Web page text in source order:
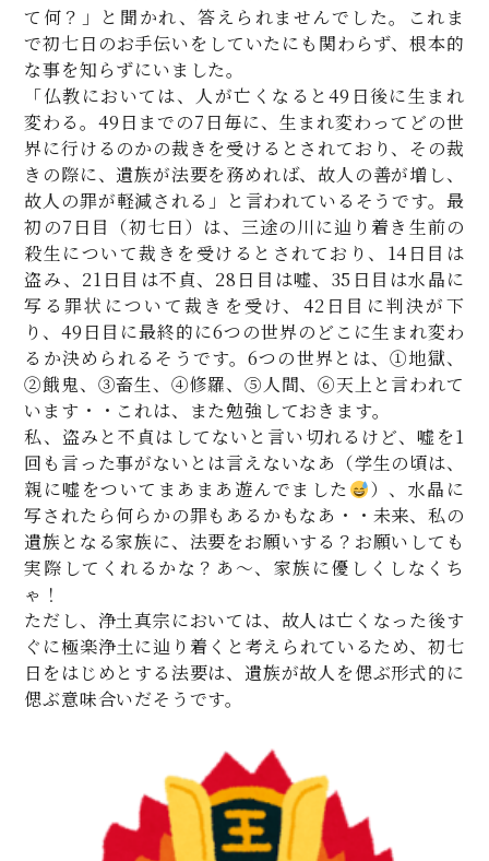
て何？」と聞かれ、答えられませんでした。これま
で初七日のお手伝いをしていたにも関わらず、根本的
な事を知らずにいました。
「仏教においては、人が亡くなると49日後に生まれ
変わる。49日までの7日毎に、生まれ変わってどの世
界に行けるのかの裁きを受けるとされており、その裁
きの際に、遺族が法要を務めれば、故人の善が増し、
故人の罪が軽減される」と言われているそうです。最
初の7日目（初七日）は、三途の川に辿り着き生前の
殺生について裁きを受けるとされており、14日目は
盗み、21日目は不貞、28日目は嘘、35日目は水晶に
写る罪状について裁きを受け、42日目に判決が下
り、49日目に最終的に6つの世界のどこに生まれ変わ
るか決められるそうです。6つの世界とは、①地獄、
②餓鬼、➂畜生、④修羅、⑤人間、⑥天上と言われて
います・・これは、また勉強しておきます。
私、盗みと不貞はしてないと言い切れるけど、嘘を1
回も言った事がないとは言えないなあ（学生の頃は、
親に嘘をついてまあまあ遊んでました
）、水晶に
写されたら何らかの罪もあるかもなあ・・未来、私の
遺族となる家族に、法要をお願いする？お願いしても
実際してくれるかな？あ～、家族に優しくしなくち
ゃ！
ただし、浄土真宗においては、故人は亡くなった後す
ぐに極楽浄土に辿り着くと考えられているため、初七
日をはじめとする法要は、遺族が故人を偲ぶ形式的に
偲ぶ意味合いだそうです。